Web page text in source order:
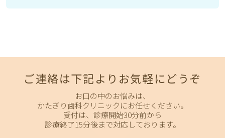
ご連絡は下記よりお気軽にどうぞ
お口の中のお悩みは、
かたぎり歯科クリニックにお任せください。
受付は、診療開始30分前から
診療終了15分後まで対応しております。